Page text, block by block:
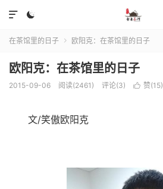


在茶馆里的日子  欧阳克：在茶馆里的日子
欧阳克：在茶馆里的日子
2015-09-06 阅读(2461) 评论(3)  赞(15)
文/笑傲欧阳克